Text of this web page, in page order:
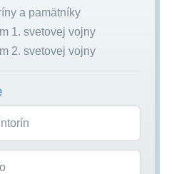
a pamätníky
1. svetovej vojny
2. svetovej vojny